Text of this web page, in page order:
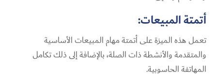
أتمتة المبيعات:
تعمل هذه الميزة على أتمتة مهام المبيعات الأساسية
والمتقدمة والأنشطة ذات الصلة، بالإضافة إلى ذلك تكامل
المهاتفة الحاسوبية.